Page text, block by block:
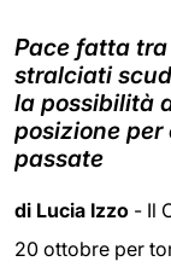
Pace fatta tra
stralciati
la possibilità
posizione
passate
di Lucia Izzo - Il
20 ottobre per